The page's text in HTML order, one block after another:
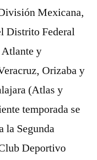
Mexicana,
Distrito Federal
y
Orizaba y
(Atlas y
temporada se
la Segunda
Deportivo